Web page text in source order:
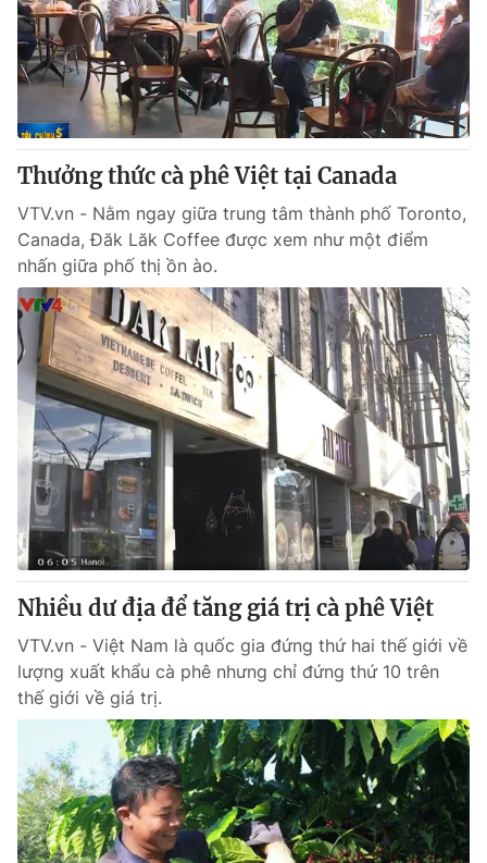
Thưởng thức cà phê Việt tại Canada
VTV.vn - Nằm ngay giữa trung tâm thành phố Toronto,
Canada, Đăk Lăk Coffee được xem như một điểm
nhấn giữa phố thị ồn ào.
Nhiều dư địa để tăng giá trị cà phê Việt
VTV.vn - Việt Nam là quốc gia đứng thứ hai thế giới về
lượng xuất khẩu cà phê nhưng chỉ đứng thứ 10 trên
thế giới về giá trị.